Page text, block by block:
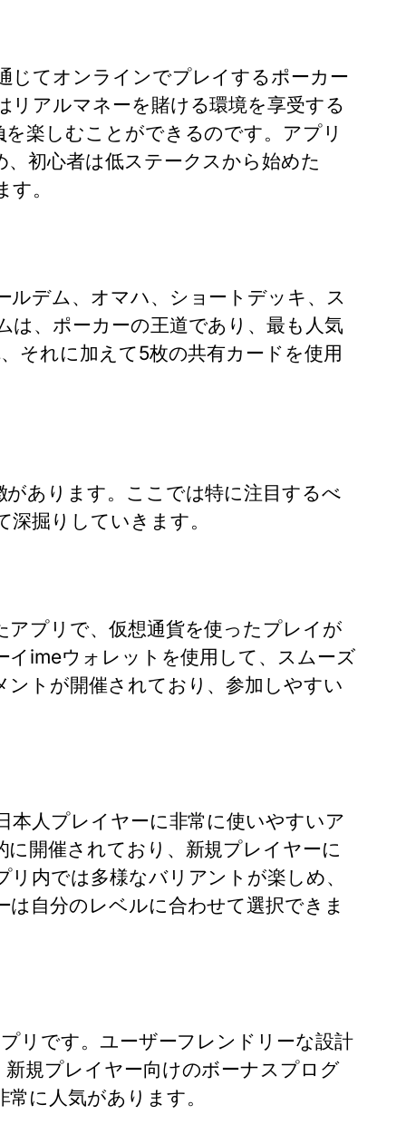
じてオンラインでプレイするポーカー
アルマネーを賭ける環境を享受する
楽しむことができるのです。アプリ
初心者は低ステークスから始めた
。
デム、オマハ、ショートデッキ、ス
、ポーカーの王道であり、最も人気
それに加えて5枚の共有カードを使用
あります。ここでは特に注目するべ
掘りしていきます。
プリで、仮想通貨を使ったプレイが
imeウォレットを使用して、スムーズ
トが開催されており、参加しやすい
本人プレイヤーに非常に使いやすいア
開催されており、新規プレイヤーに
内では多様なバリアントが楽しめ、
自分のレベルに合わせて選択できま
リです。ユーザーフレンドリーな設計
規プレイヤー向けのボーナスプログ
に人気があります。